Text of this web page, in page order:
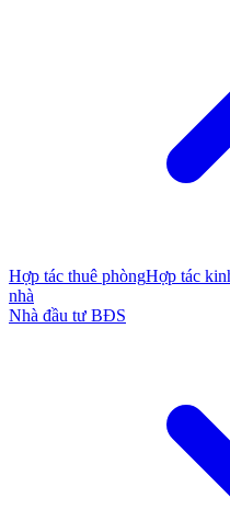
Hợp tác thuê phòngHợp tác
nhà
Nhà đầu tư BĐS